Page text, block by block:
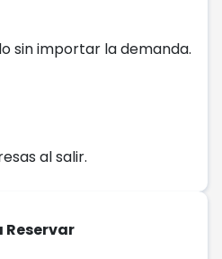
sin importar la demanda.
al salir.
Reservar